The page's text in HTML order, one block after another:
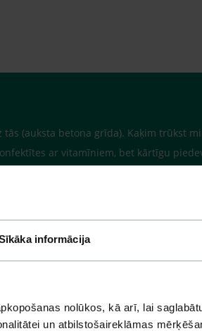
informācija
nolūkos, kā arī, lai
un atbilstošaireklāmas
(auksta betona grīda). Kaķim trūkst
ar vitamīniem, bet kārtīgu